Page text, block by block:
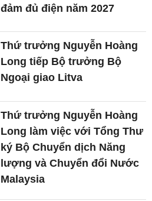
đảm đủ điện năm 2027
Thứ trưởng Nguyễn Hoàng
Long tiếp Bộ trưởng Bộ
Ngoại giao Litva
Thứ trưởng Nguyễn Hoàng
Long làm việc với Tổng Thư
ký Bộ Chuyển dịch Năng
lượng và Chuyển đổi Nước
Malaysia